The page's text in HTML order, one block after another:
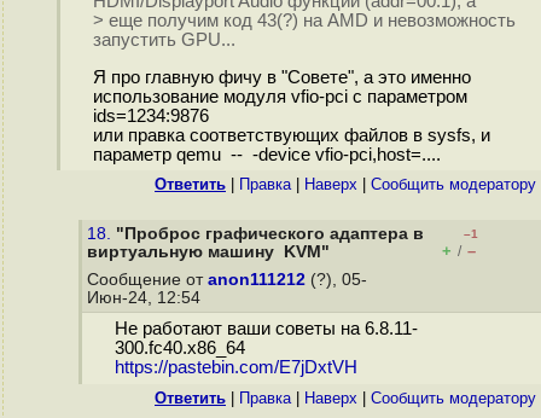
> еще получим код 43(?) на AMD и невозможность
запустить GPU...
Я про главную фичу в "Совете", а это именно
использование модуля vfio-pci c параметром
ids=1234:9876
или правка соответствующих файлов в sysfs, и
параметр qemu -- -device vfio-pci,host=....
Ответить Правка| Наверх Cообщить модератору
18. "Проброс графического адаптера в
виртуальную машину KVM"
–1
+ / –
Сообщение от anon111212 (?), 05-
Июн-24, 12:54
Не работают ваши советы на 6.8.11-
300.fc40.x86_64
https://pastebin.com/E7jDxtVH
Ответить Правка| Наверх Cообщить модератору